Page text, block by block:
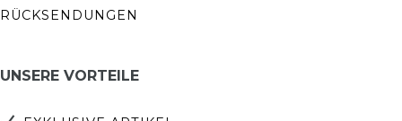
RÜCKSENDUNGEN
UNSERE VORTEILE